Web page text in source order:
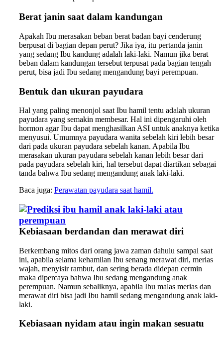
Berat janin saat dalam kandungan
Apakah Ibu merasakan beban berat badan bayi cenderung
berpusat di bagian depan perut? Jika iya, itu pertanda janin
yang sedang Ibu kandung adalah laki-laki. Namun jika berat
beban dalam kandungan tersebut terpusat pada bagian tengah
perut, bisa jadi Ibu sedang mengandung bayi perempuan.
Bentuk dan ukuran payudara
Hal yang paling menonjol saat Ibu hamil tentu adalah ukuran
payudara yang semakin membesar. Hal ini dipengaruhi oleh
hormon agar Ibu dapat menghasilkan ASI untuk anaknya ketika
menyusui. Umumnya payudara wanita sebelah kiri lebih besar
dari pada ukuran payudara sebelah kanan. Apabila Ibu
merasakan ukuran payudara sebelah kanan lebih besar dari
pada payudara sebelah kiri, hal tersebut dapat diartikan sebagai
tanda bahwa Ibu sedang mengandung anak laki-laki.
Baca juga: Perawatan payudara saat hamil.
Kebiasaan berdandan dan merawat diri
Berkembang mitos dari orang jawa zaman dahulu sampai saat
ini, apabila selama kehamilan Ibu senang merawat diri, merias
wajah, menyisir rambut, dan sering berada didepan cermin
maka dipercaya bahwa Ibu sedang mengandung anak
perempuan. Namun sebaliknya, apabila Ibu malas merias dan
merawat diri bisa jadi Ibu hamil sedang mengandung anak laki-
laki.
Kebiasaan nyidam atau ingin makan sesuatu